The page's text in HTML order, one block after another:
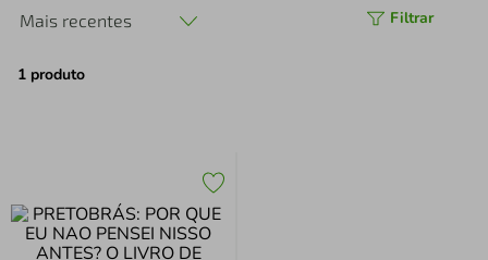
Mais recentes Filtrar
1 produto
perfume
4º